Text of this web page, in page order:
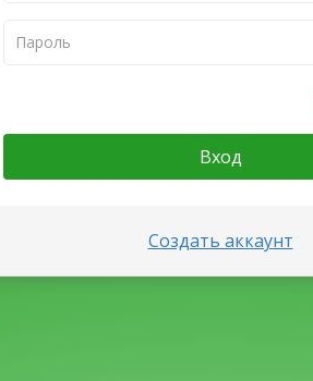
Вход
Создать аккаунт